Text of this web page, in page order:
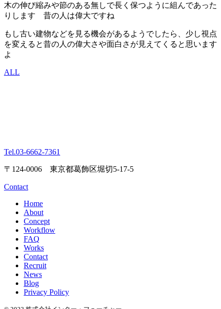
木の伸び縮みや節のある無しで長く保つように組んであった
りします 昔の人は偉大ですね
もし古い建物などを見る機会があるようでしたら、少し視点
を変えると昔の人の偉大さや面白さが見えてくると思います
よ
ALL
Tel.03-6662-7361
〒124-0006 東京都葛飾区堀切5-17-5
Contact
Home
About
Concept
Workflow
FAQ
Works
Contact
Recruit
News
Blog
Privacy Policy